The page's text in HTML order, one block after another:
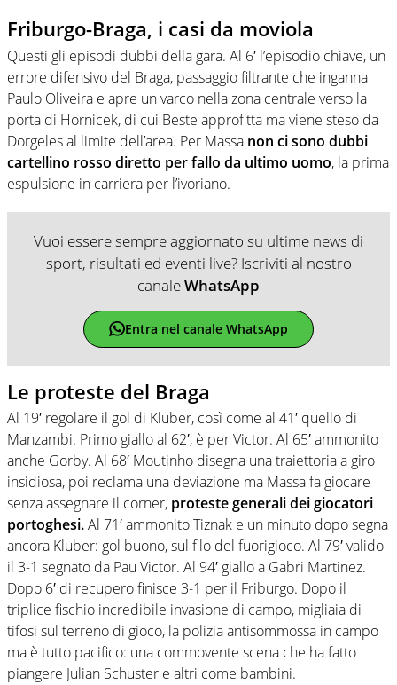
Friburgo-Braga, i casi da moviola
Questi gli episodi dubbi della gara. Al 6′ l’episodio chiave, un
errore difensivo del Braga, passaggio filtrante che inganna
Paulo Oliveira e apre un varco nella zona centrale verso la
porta di Hornicek, di cui Beste approfitta ma viene steso da
Dorgeles al limite dell’area. Per Massa non ci sono dubbi
cartellino rosso diretto per fallo da ultimo uomo, la prima
espulsione in carriera per l’ivoriano.
Vuoi essere sempre aggiornato su ultime news di
sport, risultati ed eventi live? Iscriviti al nostro
canaleWhatsApp
Entra nel canale WhatsApp
Le proteste del Braga
Al 19′ regolare il gol di Kluber, così come al 41′ quello di
Manzambi. Primo giallo al 62′, è per Victor. Al 65′ ammonito
anche Gorby. Al 68′ Moutinho disegna una traiettoria a giro
insidiosa, poi reclama una deviazione ma Massa fa giocare
senza assegnare il corner, proteste generali dei giocatori
portoghesi.Al 71′ ammonito Tiznak e un minuto dopo segna
ancora Kluber: gol buono, sul filo del fuorigioco. Al 79′ valido
il 3-1 segnato da Pau Victor. Al 94′ giallo a Gabri Martinez.
Dopo 6′ di recupero finisce 3-1 per il Friburgo. Dopo il
triplice fischio incredibile invasione di campo, migliaia di
tifosi sul terreno di gioco, la polizia antisommossa in campo
ma è tutto pacifico: una commovente scena che ha fatto
piangere Julian Schuster e altri come bambini.